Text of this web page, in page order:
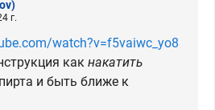
г.
watch?v=f5vaiwc_yo8
как накатить
и быть ближе к